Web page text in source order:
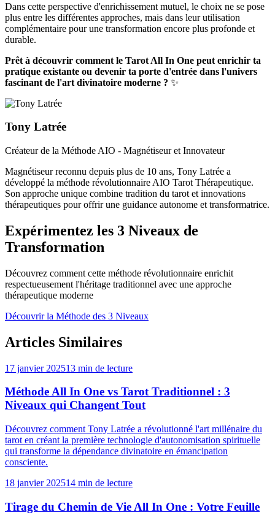
Dans cette perspective d'enrichissement mutuel, le choix ne se pose
plus entre les différentes approches, mais dans leur utilisation
complémentaire pour une transformation encore plus profonde et
durable.
Prêt à découvrir comment le Tarot All In One peut enrichir ta
pratique existante ou devenir ta porte d'entrée dans l'univers
fascinant de l'art divinatoire moderne ? ✨
Tony Latrée
Créateur de la Méthode AIO - Magnétiseur et Innovateur
Magnétiseur reconnu depuis plus de 10 ans, Tony Latrée a
développé la méthode révolutionnaire AIO Tarot Thérapeutique.
Son approche unique combine tradition du tarot et innovations
thérapeutiques pour offrir une guidance autonome et transformatrice.
Expérimentez les 3 Niveaux de
Transformation
Découvrez comment cette méthode révolutionnaire enrichit
respectueusement l'héritage traditionnel avec une approche
thérapeutique moderne
Découvrir la Méthode des 3 Niveaux
Articles Similaires
17 janvier 202513 min de lecture
Méthode All In One vs Tarot Traditionnel : 3
Niveaux qui Changent Tout
Découvrez comment Tony Latrée a révolutionné l'art millénaire du
tarot en créant la première technologie d'autonomisation spirituelle
qui transforme la dépendance divinatoire en émancipation
consciente.
18 janvier 202514 min de lecture
Tirage du Chemin de Vie All In One : Votre Feuille